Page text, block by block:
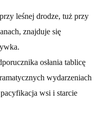
leśnej drodze, tuż przy
znajduje się
osłania tablicę
wydarzeniach
wsi i starcie